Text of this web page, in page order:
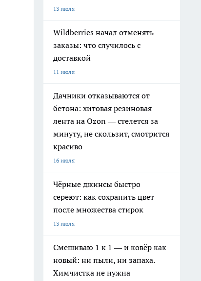
13 июля
Wildberries начал отменять
заказы: что случилось с
доставкой
11 июля
Дачники отказываются от
бетона: хитовая резиновая
лента на Ozon — стелется за
минуту, не скользит, смотрится
красиво
16 июля
Чёрные джинсы быстро
сереют: как сохранить цвет
после множества стирок
13 июля
Смешиваю 1 к 1 — и ковёр как
новый: ни пыли, ни запаха.
Химчистка не нужна